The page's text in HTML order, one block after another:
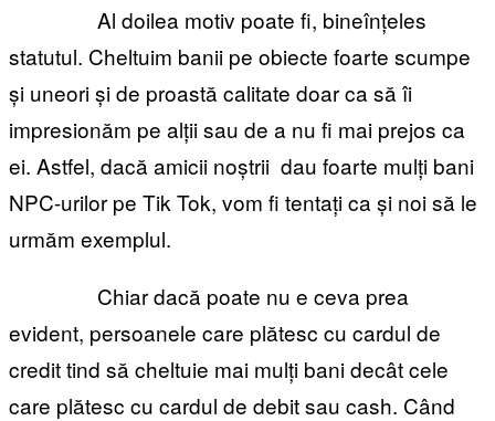
Al doilea motiv poate fi, bineînțeles
statutul. Cheltuim banii pe obiecte foarte scumpe
și uneori și de proastă calitate doar ca să îi
impresionăm pe alții sau de a nu fi mai prejos ca
ei. Astfel, dacă amicii noștrii dau foarte mulți bani
NPC-urilor pe Tik Tok, vom fi tentați ca și noi să le
urmăm exemplul.
Chiar dacă poate nu e ceva prea
evident, persoanele care plătesc cu cardul de
credit tind să cheltuie mai mulți bani decât cele
care plătesc cu cardul de debit sau cash. Când